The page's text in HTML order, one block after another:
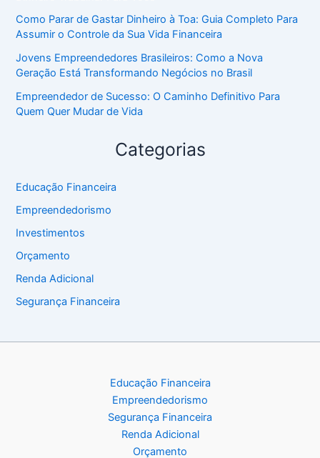
Como Parar de Gastar Dinheiro à Toa: Guia Completo Para
Assumir o Controle da Sua Vida Financeira
Jovens Empreendedores Brasileiros: Como a Nova
Geração Está Transformando Negócios no Brasil
Empreendedor de Sucesso: O Caminho Definitivo Para
Quem Quer Mudar de Vida
Categorias
Educação Financeira
Empreendedorismo
Investimentos
Orçamento
Renda Adicional
Segurança Financeira
Educação Financeira
Empreendedorismo
Segurança Financeira
Renda Adicional
Orçamento